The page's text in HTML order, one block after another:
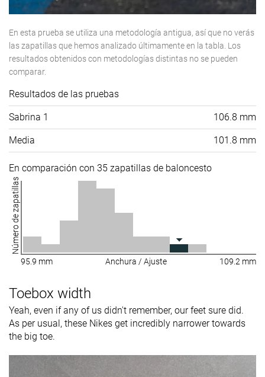
En esta prueba se utiliza una metodología antigua, así que no verás
las zapatillas que hemos analizado últimamente en la tabla. Los
resultados obtenidos con metodologías distintas no se pueden
comparar.
Resultados de las pruebas
Sabrina 1 106.8 mm
Media 101.8 mm
En comparación con 35 zapatillas de baloncesto
Número de zapatillas
95.9 mm Anchura / Ajuste 109.2 mm
Toebox width
Yeah, even if any of us didn't remember, our feet sure did.
As per usual, these Nikes get incredibly narrower towards
the big toe.